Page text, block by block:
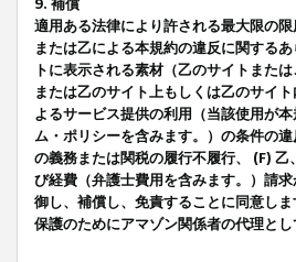
9. 補償
適用ある法律により許される最大限の
または乙による本規約の違反に関する
トに表示される素材（乙のサイトまた
または乙のサイト上もしくは乙のサイ
よるサービス提供の利用（当該使用が
ム・ポリシーを含みます。）の条件の
の義務または関税の履行不履行、 (F)
び経費（弁護士費用を含みます。）請
御し、補償し、免責することに同意し
保護のためにアマゾン関係者の代理と